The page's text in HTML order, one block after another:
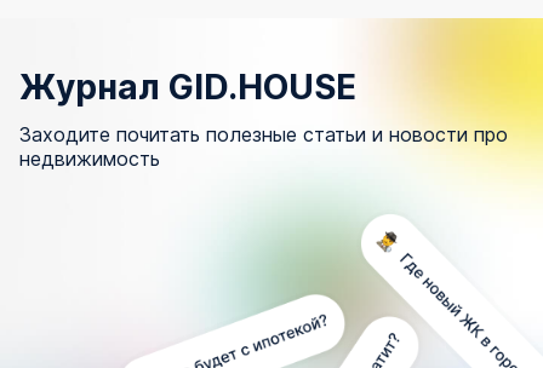
Журнал GID.HOUSE
Заходите почитать полезные статьи и новости про
недвижимость